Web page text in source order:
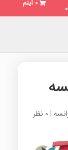
0 آیتم
| 0 نظر